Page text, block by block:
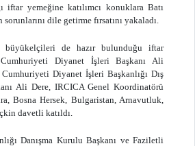
iftar yemeğine katılımcı konuklara Batı
dile getirme fırsatını yakaladı.
büyükelçileri de hazır bulunduğu iftar
Diyanet İşleri Başkanı Ali
Diyanet İşleri Başkanlığı Dış
Ali Dere, IRCICA Genel Koordinatörü
Bosna Hersek, Bulgaristan, Arnavutluk,
davetli katıldı.
Danışma Kurulu Başkanı ve Faziletli